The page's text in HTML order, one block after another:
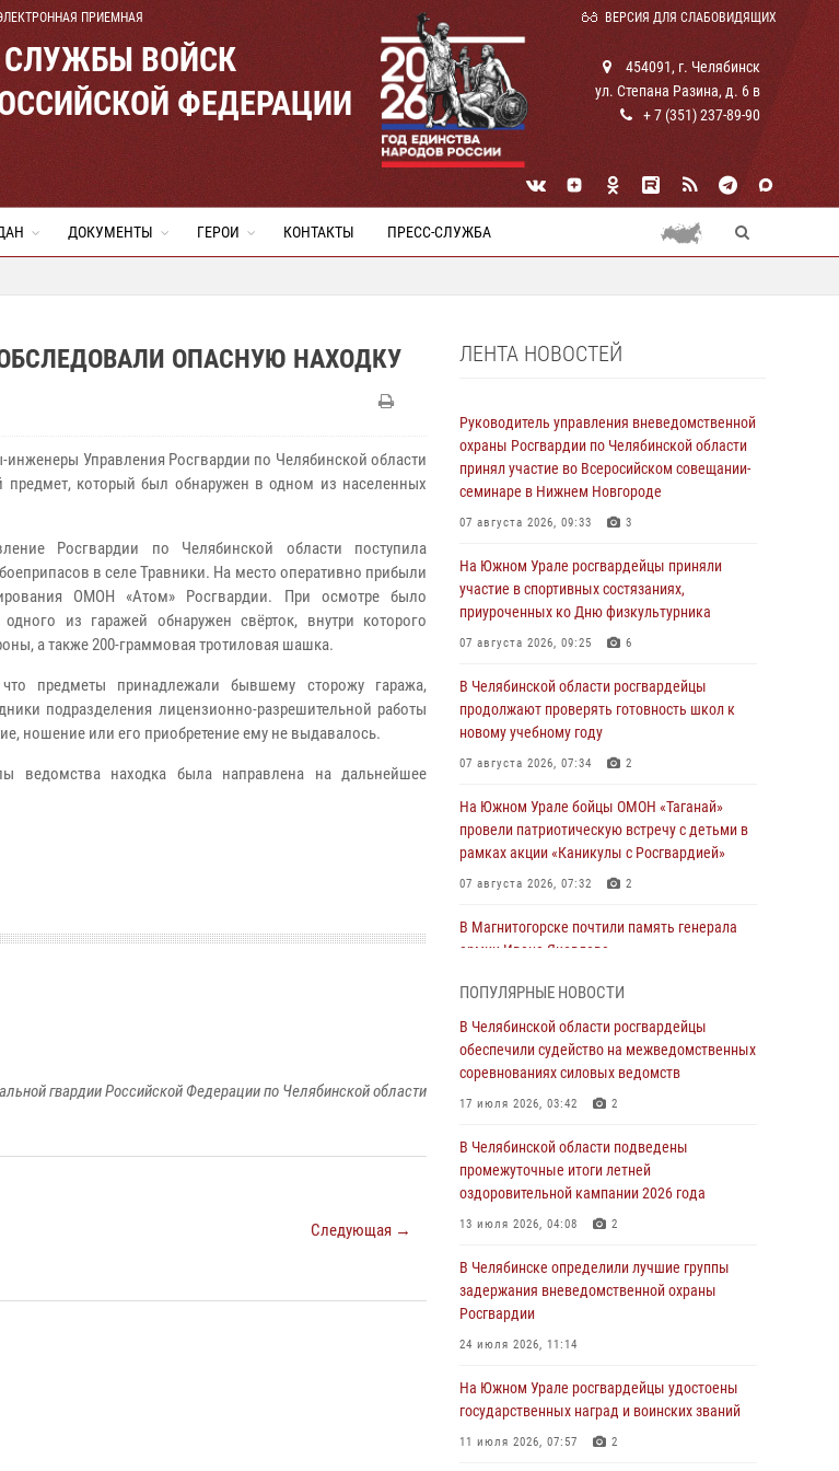
ПРИЕМНАЯ ВЕРСИЯ ДЛЯ СЛАБОВИДЯЩИХ
СЛУЖБЫ ВОЙСК
ФЕДЕРАЦИИ
454091, г. Челябинск
ул. Степана Разина, д. 6 в
+ 7 (351) 237-89-90
ДОКУМЕНТЫ ГЕРОИ КОНТАКТЫ ПРЕСС-СЛУЖБА
ОПАСНУЮ НАХОДКУ
Управления Росгвардии по Челябинской области
предмет, который был обнаружен в одном из населенных
Росгвардии по Челябинской области поступила
в селе Травники. На место оперативно прибыли
ОМОН «Атом» Росгвардии. При осмотре было
из гаражей обнаружен свёрток, внутри которого
а также 200-граммовая тротиловая шашка.
предметы принадлежали бывшему сторожу гаража,
подразделения лицензионно-разрешительной работы
ношение или его приобретение ему не выдавалось.
ведомства находка была направлена на дальнейшее
гвардии Российской Федерации по Челябинской области
Следующая →
ЛЕНТА НОВОСТЕЙ
Руководитель управления вневедомственной
охраны Росгвардии по Челябинской области
принял участие во Всеросийском совещании-
семинаре в Нижнем Новгороде
07 августа 2026, 09:33 3
На Южном Урале росгвардейцы приняли
участие в спортивных состязаниях,
приуроченных ко Дню физкультурника
07 августа 2026, 09:25 6
В Челябинской области росгвардейцы
продолжают проверять готовность школ к
новому учебному году
07 августа 2026, 07:34 2
На Южном Урале бойцы ОМОН «Таганай»
провели патриотическую встречу с детьми в
рамках акции «Каникулы с Росгвардией»
07 августа 2026, 07:32 2
В Магнитогорске почтили память генерала
армии Ивана Яковлева
В Магнитогорске сотрудники Росгвардии
задержали рецидивиста за хищение алкоголя
из супермаркета
05 августа 2026, 06:06
На Южном Урале спецназ Росгвардии провел
военно-полевые сборы для кадетов
04 августа 2026, 10:03 1
воров в Челябинске
04 августа 2026, 10:00
На Южном Урале сотрудники Росгвардии
убийства
03 августа 2026, 11:41
ПОПУЛЯРНЫЕ НОВОСТИ
В Челябинской области росгвардейцы
обеспечили судейство на межведомственных
соревнованиях силовых ведомств
17 июля 2026, 03:42 2
В Челябинской области подведены
промежуточные итоги летней
оздоровительной кампании 2026 года
13 июля 2026, 04:08 2
В Челябинске определили лучшие группы
задержания вневедомственной охраны
Росгвардии
24 июля 2026, 11:14
На Южном Урале росгвардейцы удостоены
государственных наград и воинских званий
11 июля 2026, 07:57 2